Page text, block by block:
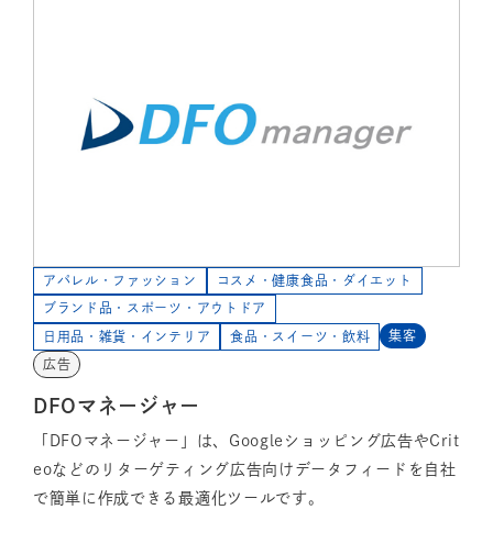
アパレル・ファッション コスメ・健康食品・ダイエット
ブランド品・スポーツ・アウトドア
日用品・雑貨・インテリア 食品・スイーツ・飲料 集客
広告
DFOマネージャー
「DFOマネージャー」は、Googleショッピング広告やCrit
eoなどのリターゲティング広告向けデータフィードを自社
で簡単に作成できる最適化ツールです。